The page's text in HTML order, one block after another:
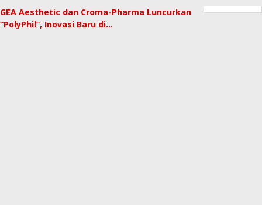
GEA Aesthetic dan Croma-Pharma Luncurkan
“PolyPhil”, Inovasi Baru di…